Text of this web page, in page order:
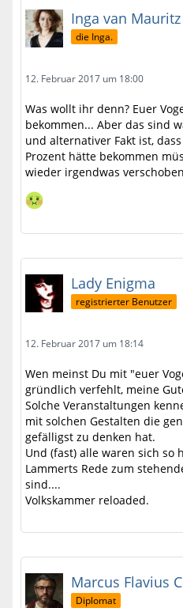
Inga van Mauritz
die Inga.
12. Februar 2017 um 18:00
Was wollt ihr denn? Euer
bekommen... Aber das sind
und alternativer Fakt ist,
Prozent hätte bekommen
wieder irgendwas
Lady Enigma
registrierter Benutzer
12. Februar 2017 um 18:14
Wen meinst Du mit "euer
gründlich verfehlt, meine
Solche Veranstaltungen
mit solchen Gestalten die
gefälligst zu denken hat.
Und (fast) alle waren sich so
Lammerts Rede zum
sind....
Volkskammer reloaded.
Marcus Flavius
Diplomat